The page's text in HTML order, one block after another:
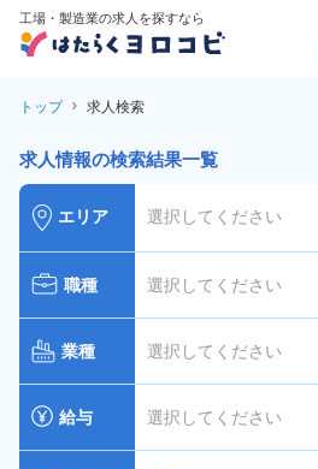
工場・製造業の求人を探すなら
トップ 求人検索
求人情報の検索結果一覧
エリア 選択してください
職種 選択してください
業種 選択してください
給与 選択してください